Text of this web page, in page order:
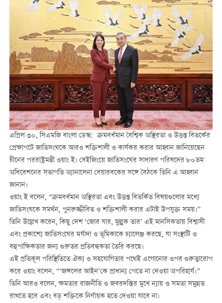
এপ্রিল ৩০, সিএমজি বাংলা ডেস্ক: ক্রমবর্ধমান বৈশ্বিক অস্থিরতা ও উত্তপ্ত বিতর্কের
প্রেক্ষাপটে জাতিসংঘকে আরও শক্তিশালী ও কার্যকর করার আহ্বান জানিয়েছেন
চীনের পররাষ্ট্রমন্ত্রী ওয়াং ই। বেইজিংয়ে জাতিসংঘের সাধারণ পরিষদের ৮০তম
অধিবেশনের সভাপতি অ্যানালেনা বেয়ারবকের সঙ্গে বৈঠকে তিনি এ আহ্বান
জানান।
ওয়াং ই বলেন, “ক্রমবর্ধমান অস্থিরতা এবং উত্তপ্ত বিতর্কিত বিষয়গুলোর মধ্যে
জাতিসংঘকে সমর্থন, পুনরুজ্জীবিত ও শক্তিশালী করার এটাই উপযুক্ত সময়।”
তিনি উল্লেখ করেন, কিছু দেশ ‘জোর যার, মুল্লুক তার’ এই মানসিকতায় বিশ্বাসী
এবং প্রকাশ্যে জাতিসংঘের মর্যাদা ও ভূমিকাকে চ্যালেঞ্জ করছে, যা সংস্থাটি ও
বহুপাক্ষিকতার জন্য গুরুতর প্রতিবন্ধকতা তৈরি করছে।
এই প্রতিকূল পরিস্থিতিতে ঐক্য ও সহযোগিতার পথেই এগোনোর ওপর গুরুত্বারোপ
করে ওয়াং বলেন, “‘জঙ্গলের আইন’কে প্রাধান্য পেতে না দেওয়া অপরিহার্য।”
তিনি আরও বলেন, ক্ষমতার রাজনীতি ও জবরদস্তির মুখে ন্যায় ও সমতা সমুন্নত
রাখতে হবে এবং বড় শক্তিকে নির্ণায়ক হতে দেওয়া যাবে না।